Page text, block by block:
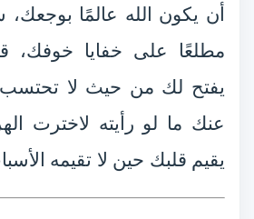
أن يكون الله عالمًا بوجعك،
مطلعًا على خفايا خوفك،
يفتح لك من حيث لا
عنك ما لو رأيته لاخترت
يقيم قلبك حين لا تقيمه